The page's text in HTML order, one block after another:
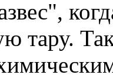
тару.